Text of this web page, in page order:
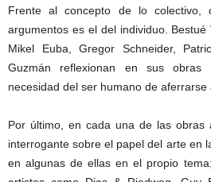
Frente al concepto de lo
argumentos es el del individuo.
Mikel Euba, Gregor Schneider,
Guzmán reflexionan en sus
necesidad del ser humano de aferrarse
Por último, en cada una de las obras
interrogante sobre el papel del arte en
en algunas de ellas en el propio